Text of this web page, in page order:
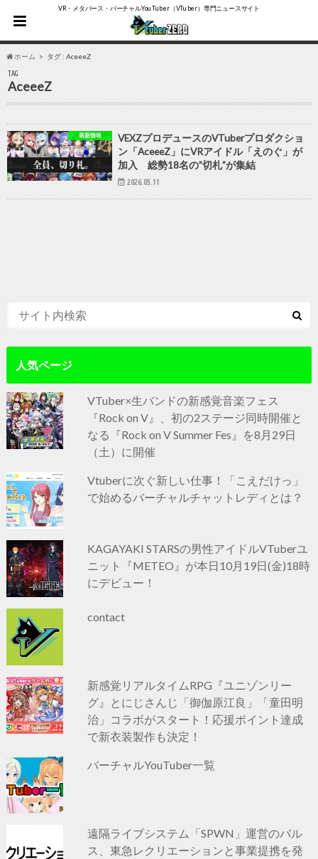
VR・メタバース・バーチャルYouTuber（VTuber）専門ニュースサイト
ホーム タグ : AceeeZ
TAG
AceeeZ
最新情報
VEXZプロデュースのVTuberプロダクショ
ン「AceeeZ」にVRアイドル「えのぐ」が
加入 総勢18名の”切札”が集結
2026.05.11
人気ページ
VTuber×生バンドの新感覚音楽フェス
『Rock on V』、初の2ステージ同時開催と
なる『Rock on V Summer Fes』を8月29日
（土）に開催
Vtuberに次ぐ新しい仕事！「こえだけっ」
で始めるバーチャルチャットレディとは？
KAGAYAKI STARSの男性アイドルVTuberユ
ニット『METEO』が本日10月19日(金)18時
にデビュー！
contact
新感覚リアルタイムRPG『ユニゾンリー
グ』とにじさんじ「御伽原江良」「童田明
治」コラボがスタート！応援ポイント達成
で新衣装製作も決定！
バーチャルYouTuber一覧
遠隔ライブシステム「SPWN」運営のバル
ス、東急レクリエーションと事業提携を発